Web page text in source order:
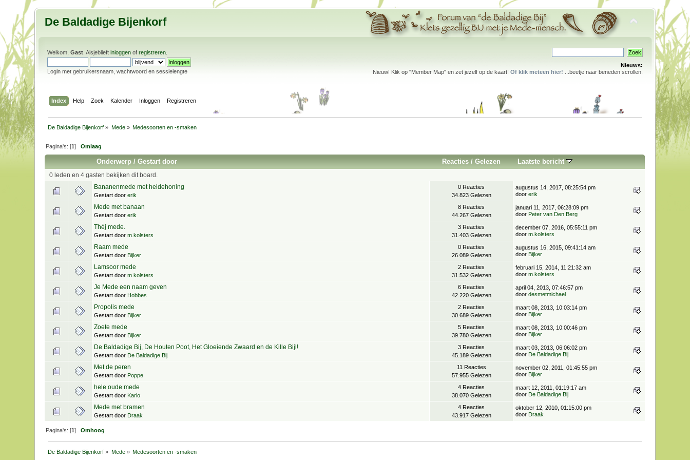
De Baldadige Bijenkorf
Welkom,Gast . Alsjeblieftinloggen ofregistreren
Login met gebruikersnaam, wachtwoord en sessielengte
Nieuws:
Nieuw! Klik op "Member Map" en zet jezelf op de kaart! Of klik meteen hier! ...beetje naar beneden scrollen.
Index Help Zoek Kalender Inloggen Registreren
De Baldadige Bijenkorf » Mede» Medesoorten en -smaken
Pagina's: [1]Omlaag
Onderwerp /Gestart door Reacties/ Gelezen Laatste bericht
0 leden en 4 gasten bekijken dit board.
Bananenmede met heidehoning
Gestart doorerik
0 Reacties
34.823 Gelezen
augustus 14, 2017, 08:25:54 pm
doorerik
Mede met banaan
Gestart doorerik
8 Reacties
44.267 Gelezen
januari 11, 2017, 06:28:09 pm
doorPeter van Den Berg
Thèj mede.
Gestart doorm.kolsters
3 Reacties
31.403 Gelezen
december 07, 2016, 05:55:11 pm
doorm.kolsters
Raam mede
Gestart doorBijker
0 Reacties
26.089 Gelezen
augustus 16, 2015, 09:41:14 am
doorBijker
Lamsoor mede
Gestart doorm.kolsters
2 Reacties
31.532 Gelezen
februari 15, 2014, 11:21:32 am
doorm.kolsters
Je Mede een naam geven
Gestart doorHobbes
6 Reacties
42.220 Gelezen
april 04, 2013, 07:46:57 pm
doordesmetmichael
Propolis mede
Gestart doorBijker
2 Reacties
30.689 Gelezen
maart 08, 2013, 10:03:14 pm
doorBijker
Zoete mede
Gestart doorBijker
5 Reacties
39.780 Gelezen
maart 08, 2013, 10:00:46 pm
doorBijker
De Baldadige Bij, De Houten Poot, Het Gloeiende Zwaard en de Kille Bijl!
Gestart doorDe Baldadige Bij
3 Reacties
45.189 Gelezen
maart 03, 2013, 06:06:02 pm
doorDe Baldadige Bij
Met de peren
Gestart doorPoppe
11 Reacties
57.955 Gelezen
november 02, 2011, 01:45:55 pm
doorBijker
hele oude mede
Gestart doorKarlo
4 Reacties
38.070 Gelezen
maart 12, 2011, 01:19:17 am
doorDe Baldadige Bij
Mede met bramen
Gestart doorDraak
4 Reacties
43.917 Gelezen
oktober 12, 2010, 01:15:00 pm
doorDraak
Pagina's: [1]Omhoog
De Baldadige Bijenkorf » Mede» Medesoorten en -smaken